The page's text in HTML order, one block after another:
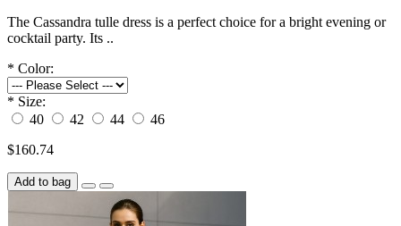
The Cassandra tulle dress is a perfect choice for a bright evening or
cocktail party. Its ..
* Color:
* Size:
40
42 44
46
$160.74
Add to bag